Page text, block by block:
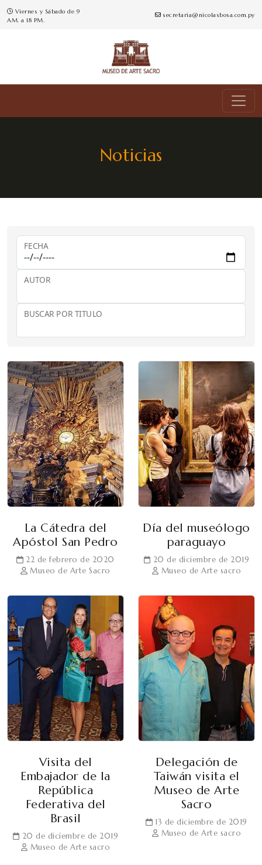
Viernes y Sábado de 9
AM. a 18 PM.
secretaria@nicolasbosa.com.py
Noticias
FECHA
AUTOR
BUSCAR POR TITULO
La Cátedra del
Apóstol San Pedro
22 de febrero de 2020
Museo de Arte Sacro
Día del museólogo
paraguayo
20 de diciembre de 2019
Museo de Arte sacro
Visita del
Embajador de la
República
Federativa del
Brasil
20 de diciembre de 2019
Museo de Arte sacro
Delegación de
Taiwán visita el
Museo de Arte
Sacro
13 de diciembre de 2019
Museo de Arte sacro